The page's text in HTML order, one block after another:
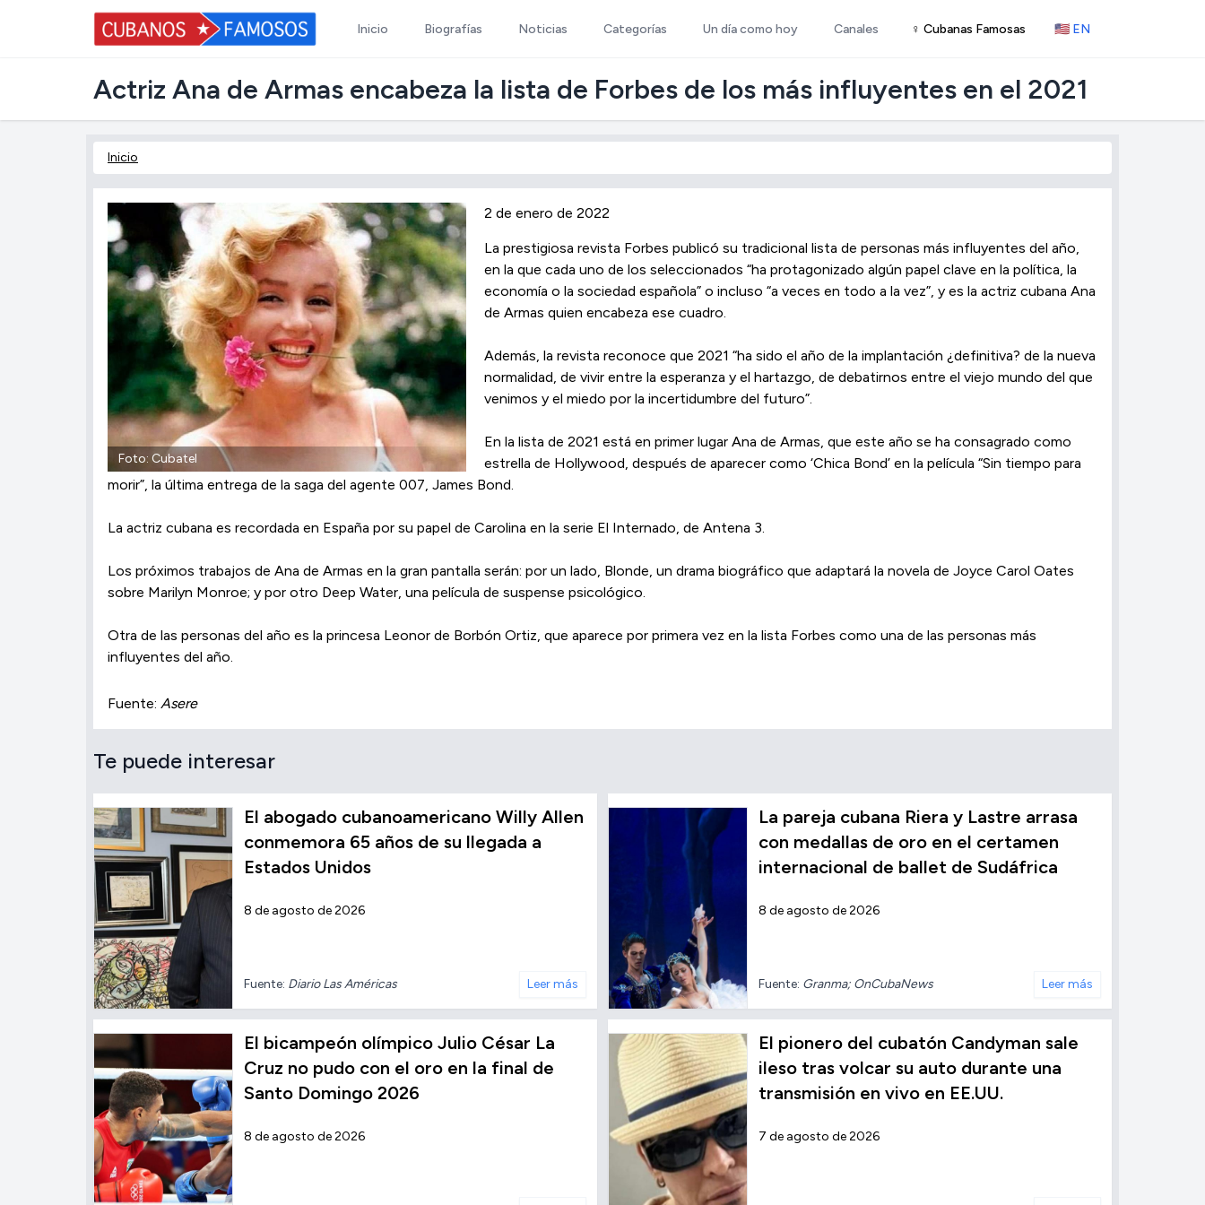
Inicio Biografías Noticias Categorías Un día como hoy Canales ♀ Cubanas Famosas 🇺🇸 EN
Actriz Ana de Armas encabeza la lista de Forbes de los más influyentes en el 2021
Inicio
Foto: Cubatel
2 de enero de 2022
La prestigiosa revista Forbes publicó su tradicional lista de personas más influyentes del año,
en la que cada uno de los seleccionados “ha protagonizado algún papel clave en la política, la
economía o la sociedad española” o incluso “a veces en todo a la vez”, y es la actriz cubana Ana
de Armas quien encabeza ese cuadro.
Además, la revista reconoce que 2021 “ha sido el año de la implantación ¿definitiva? de la nueva
normalidad, de vivir entre la esperanza y el hartazgo, de debatirnos entre el viejo mundo del que
venimos y el miedo por la incertidumbre del futuro”.
En la lista de 2021 está en primer lugar Ana de Armas, que este año se ha consagrado como
estrella de Hollywood, después de aparecer como ‘Chica Bond’ en la película “Sin tiempo para
morir”, la última entrega de la saga del agente 007, James Bond.
La actriz cubana es recordada en España por su papel de Carolina en la serie El Internado, de Antena 3.
Los próximos trabajos de Ana de Armas en la gran pantalla serán: por un lado, Blonde, un drama biográfico que adaptará la novela de Joyce Carol Oates
sobre Marilyn Monroe; y por otro Deep Water, una película de suspense psicológico.
Otra de las personas del año es la princesa Leonor de Borbón Ortiz, que aparece por primera vez en la lista Forbes como una de las personas más
influyentes del año.
Fuente: Asere
Te puede interesar
El abogado cubanoamericano Willy Allen
conmemora 65 años de su llegada a
Estados Unidos
8 de agosto de 2026
Fuente: Diario Las Américas Leer más
La pareja cubana Riera y Lastre arrasa
con medallas de oro en el certamen
internacional de ballet de Sudáfrica
8 de agosto de 2026
Fuente: Granma; OnCubaNews Leer más
El bicampeón olímpico Julio César La
Cruz no pudo con el oro en la final de
Santo Domingo 2026
8 de agosto de 2026
El pionero del cubatón Candyman sale
ileso tras volcar su auto durante una
transmisión en vivo en EE.UU.
7 de agosto de 2026